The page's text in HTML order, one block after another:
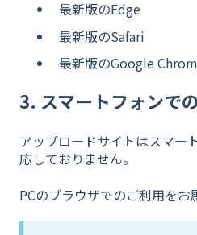
最新版のEdge
最新版のSafari
最新版のGoogle
3. スマートフォンで
アップロードサイトはスマー
応しておりません。
PCのブラウザでのご利用をお